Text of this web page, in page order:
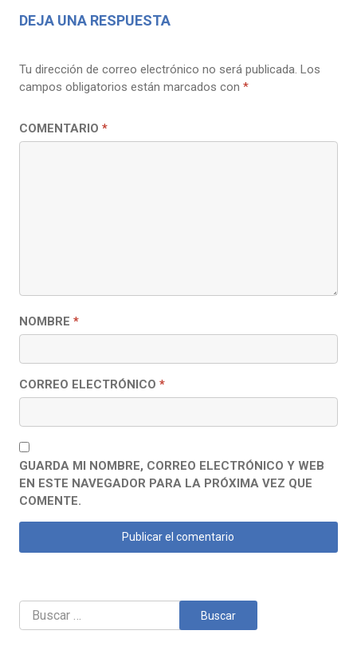
DEJA UNA RESPUESTA
Tu dirección de correo electrónico no será publicada. Los
campos obligatorios están marcados con *
COMENTARIO *
NOMBRE *
CORREO ELECTRÓNICO *
GUARDA MI NOMBRE, CORREO ELECTRÓNICO Y WEB
EN ESTE NAVEGADOR PARA LA PRÓXIMA VEZ QUE
COMENTE.
Buscar: